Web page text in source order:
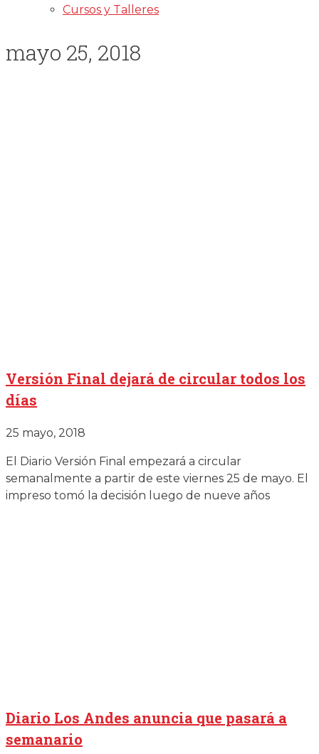
Cursos y Talleres
mayo 25, 2018
Versión Final dejará de circular todos los
días
25 mayo, 2018
El Diario Versión Final empezará a circular
semanalmente a partir de este viernes 25 de mayo. El
impreso tomó la decisión luego de nueve años
Diario Los Andes anuncia que pasará a
semanario